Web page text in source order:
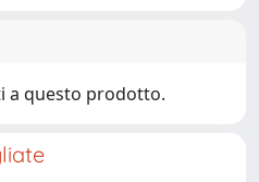
a questo prodotto.